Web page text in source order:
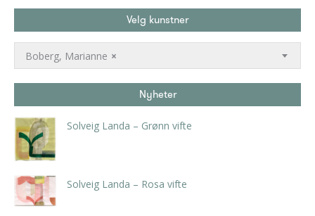
Velg kunstner
×
Boberg, Marianne
Nyheter
Solveig Landa – Grønn vifte
Solveig Landa – Rosa vifte